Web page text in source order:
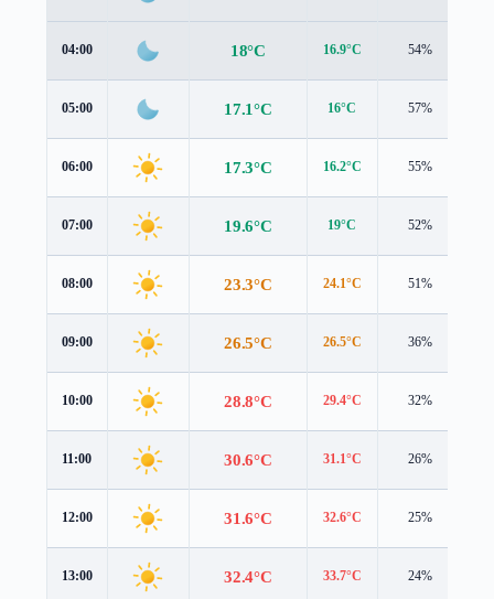
04:00 18°C 16.9°C 54%
05:00 17.1°C 16°C 57%
06:00 17.3°C 16.2°C 55%
07:00 19.6°C 19°C 52%
08:00 23.3°C 24.1°C 51%
09:00 26.5°C 26.5°C 36%
10:00 28.8°C 29.4°C 32%
11:00 30.6°C 31.1°C 26%
12:00 31.6°C 32.6°C 25%
13:00 32.4°C 33.7°C 24%